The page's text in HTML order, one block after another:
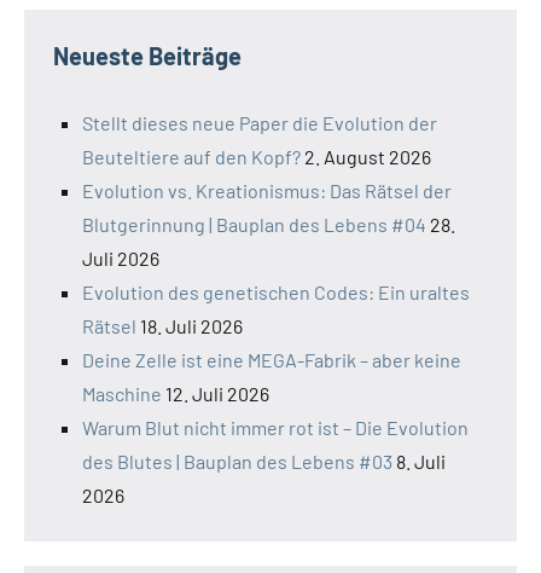
Neueste Beiträge
Stellt dieses neue Paper die Evolution der
Beuteltiere auf den Kopf? 2. August 2026
Evolution vs. Kreationismus: Das Rätsel der
Blutgerinnung | Bauplan des Lebens #04 28.
Juli 2026
Evolution des genetischen Codes: Ein uraltes
Rätsel 18. Juli 2026
Deine Zelle ist eine MEGA-Fabrik – aber keine
Maschine 12. Juli 2026
Warum Blut nicht immer rot ist – Die Evolution
des Blutes | Bauplan des Lebens #03 8. Juli
2026